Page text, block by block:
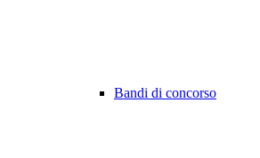
Bandi di concorso